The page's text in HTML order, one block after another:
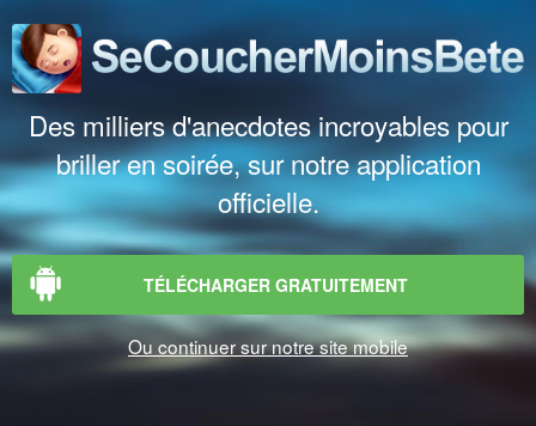
Des milliers d'anecdotes incroyables pour
briller en soirée, sur notre application
officielle.
TÉLÉCHARGER GRATUITEMENT
Ou continuer sur notre site mobile